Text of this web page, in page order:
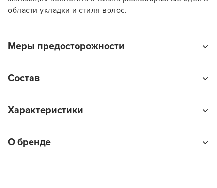
области укладки и стиля волос.
Меры предосторожности
использовать средства термозащиты. Избегайте
манекена.
Состав
Характеристики
Окрашивание, Прически, Стрижки
О бренде